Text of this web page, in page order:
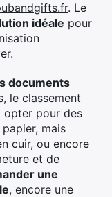
. Le
idéale pour
documents
le classement
opter pour des
mais
cuir, ou encore
et de
une
, encore une